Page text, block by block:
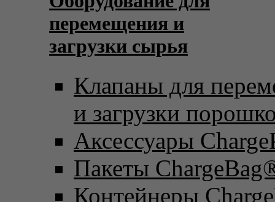
перемещения и
загрузки сырья
Клапаны для
и загрузки
Аксессуары
Пакеты
Контейнеры